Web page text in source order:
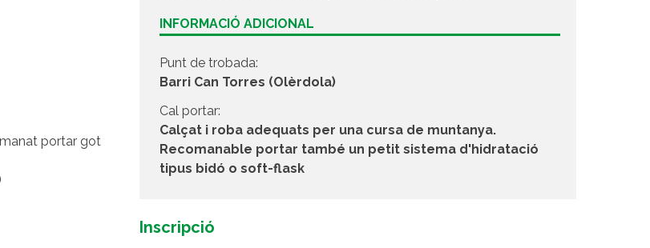
portar got
INFORMACIÓ ADICIONAL
Punt de trobada:
Barri Can Torres (Olèrdola)
Cal portar:
Calçat i roba adequats per una cursa de muntanya.
Recomanable portar també un petit sistema d'hidratació
tipus bidó o soft-flask
Inscripció